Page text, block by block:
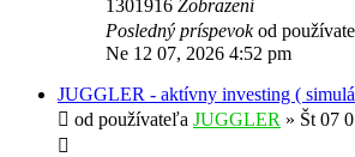
1301916 Zobrazení
Posledný príspevokod
Ne 12 07, 2026 4:52 pm
JUGGLER - aktívny investing (
od používateľa JUGGLER » Št 07